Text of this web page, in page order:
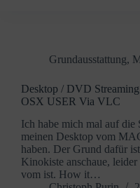
Grundausstattung,
Desktop / DVD
OSX USER Via VLC
Ich habe mich mal auf die
meinen Desktop vom
haben. Der Grund dafür
Kinokiste anschaue,
vom ist. How it…